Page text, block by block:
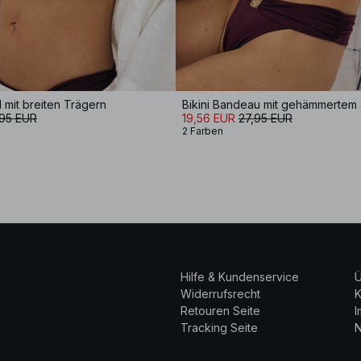
mit breiten Trägern
EUR
19,56 EUR 27,95 EUR
2 Farben
Hilfe & Kundenservice
Widerrufsrecht
Retouren Seite
Tracking Seite